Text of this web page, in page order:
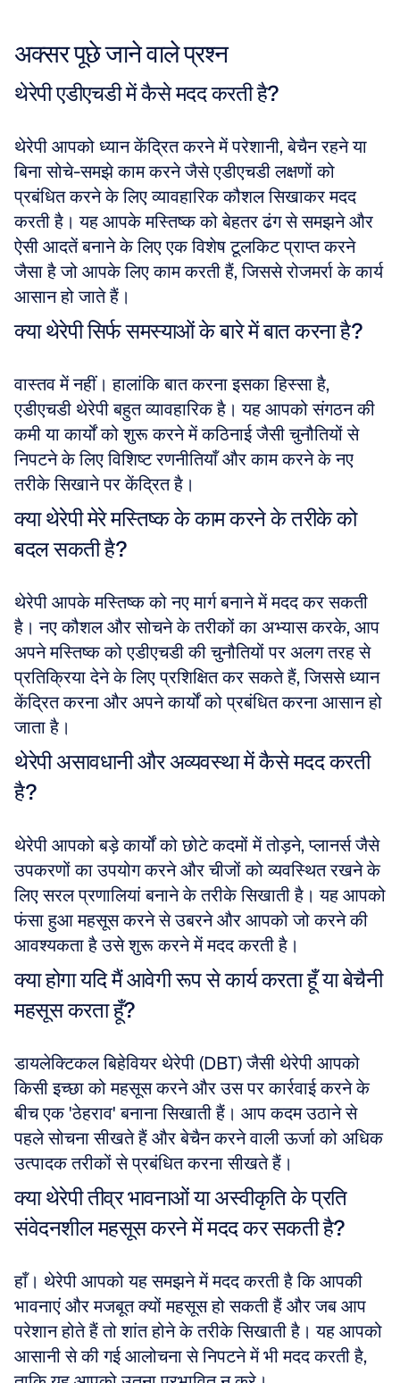
अक्सर पूछे जाने वाले प्रश्न
थेरेपी एडीएचडी में कैसे मदद करती है?
थेरेपी आपको ध्यान केंद्रित करने में परेशानी, बेचैन रहने या
बिना सोचे-समझे काम करने जैसे एडीएचडी लक्षणों को
प्रबंधित करने के लिए व्यावहारिक कौशल सिखाकर मदद
करती है। यह आपके मस्तिष्क को बेहतर ढंग से समझने और
ऐसी आदतें बनाने के लिए एक विशेष टूलकिट प्राप्त करने
जैसा है जो आपके लिए काम करती हैं, जिससे रोजमर्रा के कार्य
आसान हो जाते हैं।
क्या थेरेपी सिर्फ समस्याओं के बारे में बात करना है?
वास्तव में नहीं। हालांकि बात करना इसका हिस्सा है,
एडीएचडी थेरेपी बहुत व्यावहारिक है। यह आपको संगठन की
कमी या कार्यों को शुरू करने में कठिनाई जैसी चुनौतियों से
निपटने के लिए विशिष्ट रणनीतियाँ और काम करने के नए
तरीके सिखाने पर केंद्रित है।
क्या थेरेपी मेरे मस्तिष्क के काम करने के तरीके को
बदल सकती है?
थेरेपी आपके मस्तिष्क को नए मार्ग बनाने में मदद कर सकती
है। नए कौशल और सोचने के तरीकों का अभ्यास करके, आप
अपने मस्तिष्क को एडीएचडी की चुनौतियों पर अलग तरह से
प्रतिक्रिया देने के लिए प्रशिक्षित कर सकते हैं, जिससे ध्यान
केंद्रित करना और अपने कार्यों को प्रबंधित करना आसान हो
जाता है।
थेरेपी असावधानी और अव्यवस्था में कैसे मदद करती
है?
थेरेपी आपको बड़े कार्यों को छोटे कदमों में तोड़ने, प्लानर्स जैसे
उपकरणों का उपयोग करने और चीजों को व्यवस्थित रखने के
लिए सरल प्रणालियां बनाने के तरीके सिखाती है। यह आपको
फंसा हुआ महसूस करने से उबरने और आपको जो करने की
आवश्यकता है उसे शुरू करने में मदद करती है।
क्या होगा यदि मैं आवेगी रूप से कार्य करता हूँ या बेचैनी
महसूस करता हूँ?
डायलेक्टिकल बिहेवियर थेरेपी (DBT) जैसी थेरेपी आपको
किसी इच्छा को महसूस करने और उस पर कार्रवाई करने के
बीच एक 'ठेहराव' बनाना सिखाती हैं। आप कदम उठाने से
पहले सोचना सीखते हैं और बेचैन करने वाली ऊर्जा को अधिक
उत्पादक तरीकों से प्रबंधित करना सीखते हैं।
क्या थेरेपी तीव्र भावनाओं या अस्वीकृति के प्रति
संवेदनशील महसूस करने में मदद कर सकती है?
हाँ। थेरेपी आपको यह समझने में मदद करती है कि आपकी
भावनाएं और मजबूत क्यों महसूस हो सकती हैं और जब आप
परेशान होते हैं तो शांत होने के तरीके सिखाती है। यह आपको
आसानी से की गई आलोचना से निपटने में भी मदद करती है,